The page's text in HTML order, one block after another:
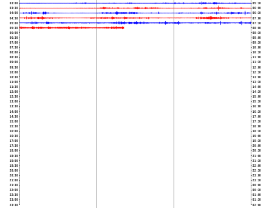
03:00
03:30
04:00
04:30
05:00
05:30
06:00
06:30
07:00
07:30
08:00
08:30
09:00
09:30
10:00
10:30
11:00
11:30
12:00
12:30
13:00
13:30
14:00
14:30
15:00
15:30
16:00
16:30
17:00
17:30
18:00
18:30
19:00
19:30
20:00
20:30
21:00
21:30
22:00
22:30
23:00
23:30
05:30
06:00
06:30
07:00
07:30
08:00
08:30
09:00
09:30
10:00
10:30
11:00
11:30
12:00
12:30
13:00
13:30
14:00
14:30
15:00
15:30
16:00
16:30
17:00
17:30
18:00
18:30
19:00
19:30
20:00
20:30
21:00
21:30
22:00
22:30
23:00
23:30
00:00
00:30
01:00
01:30
02:00